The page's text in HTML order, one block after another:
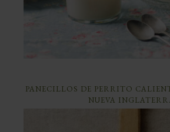
PANECILLOS DE PERRITO
NUEVA